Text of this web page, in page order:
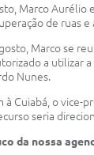
Marco
de ruas
Marco se
a utilizar
Nunes.
à Cuiabá, o
seria
da nossa